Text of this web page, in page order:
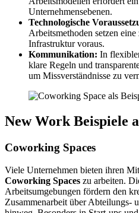
Unternehmensebenen.
Technologische
Arbeitsmethoden setzen
Infrastruktur voraus.
Kommunikation: In
klare Regeln und
um Missverständnisse zu
New Work Beispiele
Coworking Spaces
Viele Unternehmen bieten ihren
Coworking Spaces zu arbeiten.
Arbeitsumgebungen fördern den
Zusammenarbeit über Abteilungs-